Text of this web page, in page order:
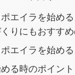
エイラを始め
りにもおすす
エイラを始める
る時のポイント